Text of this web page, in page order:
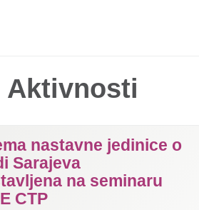
Aktivnosti
nastavne jedinice o
Sarajeva
na seminaru
CTP